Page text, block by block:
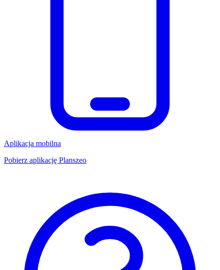
Aplikacja mobilna
Pobierz aplikację Planszeo